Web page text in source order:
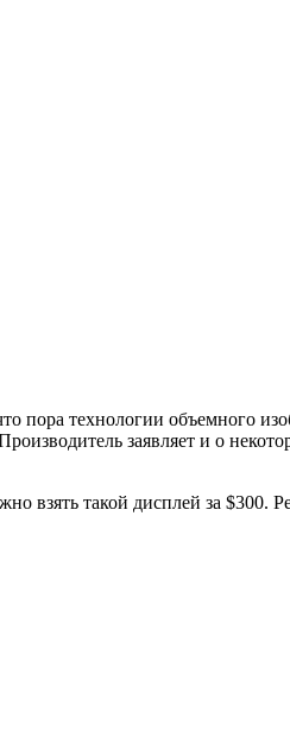
пора технологии объемного
заявляет и о
взять такой дисплей за $300.